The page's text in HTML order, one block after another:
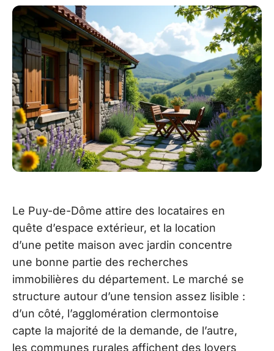
Le Puy-de-Dôme attire des locataires en
quête d’espace extérieur, et la location
d’une petite maison avec jardin concentre
une bonne partie des recherches
immobilières du département. Le marché se
structure autour d’une tension assez lisible :
d’un côté, l’agglomération clermontoise
capte la majorité de la demande, de l’autre,
les communes rurales affichent des loyers